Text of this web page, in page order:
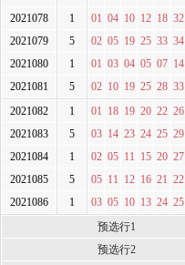
2021078
1 01 04 10 12 18 32
2021079
5 02 05 19 25 33 34
2021080
1 01 03 04 05 07 14
2021081
5 02 10 19 25 28 33
2021082
1 01 18 19 20 22 26
2021083
5 03 14 23 24 25 29
2021084
1 02 05 11 15 20 27
2021085
5 05 11 12 16 21 22
2021086
1 03 05 10 13 24 25
预选行1
预选行2